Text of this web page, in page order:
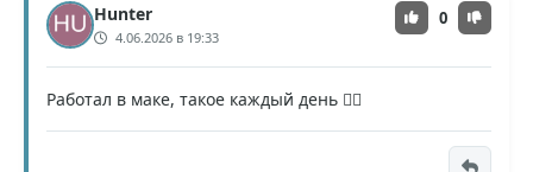
Hunter
4.06.2026 в 19:33
0
Работал в маке, такое каждый день 🤦‍♂️